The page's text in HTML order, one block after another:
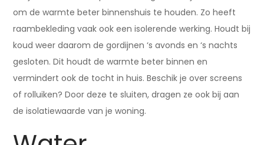
om de warmte beter binnenshuis te houden. Zo heeft
raambekleding vaak ook een isolerende werking. Houdt bij
koud weer daarom de gordijnen ‘s avonds en ‘s nachts
gesloten. Dit houdt de warmte beter binnen en
vermindert ook de tocht in huis. Beschik je over screens
of rolluiken? Door deze te sluiten, dragen ze ook bij aan
de isolatiewaarde van je woning.